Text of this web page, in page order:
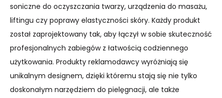
soniczne do oczyszczania twarzy, urządzenia do masażu,
liftingu czy poprawy elastyczności skóry. Każdy produkt
został zaprojektowany tak, aby łączył w sobie skuteczność
profesjonalnych zabiegów z łatwością codziennego
użytkowania. Produkty reklamodawcy wyróżniają się
unikalnym designem, dzięki któremu stają się nie tylko
doskonałym narzędziem do pielęgnacji, ale także